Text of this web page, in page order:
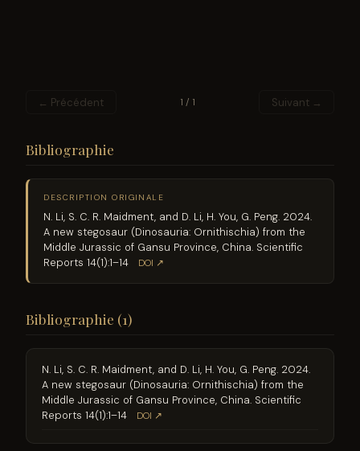
← Précédent 1 / 1 Suivant →
Bibliographie
DESCRIPTION ORIGINALE
N. Li, S. C. R. Maidment, and D. Li, H. You, G. Peng. 2024.
A new stegosaur (Dinosauria: Ornithischia) from the
Middle Jurassic of Gansu Province, China. Scientific
Reports 14(1):1–14
DOI ↗
Bibliographie (1)
N. Li, S. C. R. Maidment, and D. Li, H. You, G. Peng. 2024.
A new stegosaur (Dinosauria: Ornithischia) from the
Middle Jurassic of Gansu Province, China. Scientific
Reports 14(1):1–14
DOI ↗